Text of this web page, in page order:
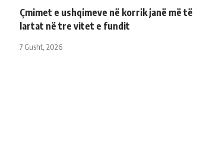
Çmimet e ushqimeve në korrik janë më të
lartat në tre vitet e fundit
7 Gusht, 2026